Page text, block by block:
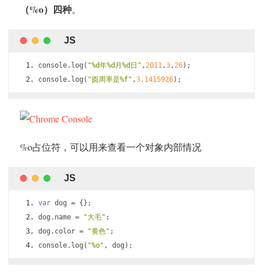
（%o）四种。
console. log ( "%d年%d月%d日" ,2011,3,26);
console. log ( "圆周率是%f" ,3.1415926);
%o占位符，可以用来查看一个对象内部情况
var dog = {};
dog . name = "大毛" ;
dog . color = "黄色" ;
console. log ( "%o" , dog );